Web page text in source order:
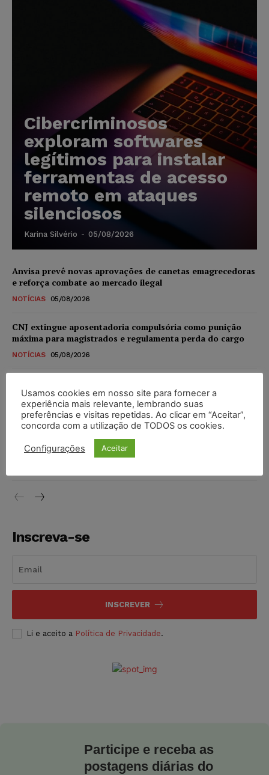
Cibercriminosos
exploram softwares
legítimos para instalar
ferramentas de acesso
remoto em ataques
silenciosos
Karina Silvério - 05/08/2026
Anvisa prevê novas aprovações de canetas emagrecedoras
e reforça combate ao mercado ilegal
NOTÍCIAS 05/08/2026
CNJ extingue aposentadoria compulsória como punição
máxima para magistrados e regulamenta perda do cargo
NOTÍCIAS 05/08/2026
Moraes contra senador Alessandro Vieira
NOTÍCIAS 05/08/2026
Conselho Nacional de Justiça determina afastamento da
juíza Gabriela Hardt por dois anos
Inscreva-se
INSCREVER
Li e aceito a Política de Privacidade.
Participe e receba as
postagens diárias do
Usamos cookies em nosso site para fornecer a
experiência mais relevante, lembrando suas
preferências e visitas repetidas. Ao clicar em “Aceitar”,
concorda com a utilização de TODOS os cookies.
Configurações Aceitar